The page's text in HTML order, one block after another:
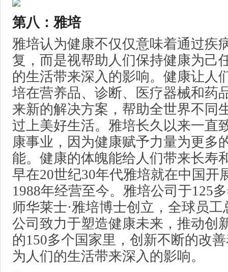
第八：雅培
雅培认为健康不仅仅意味着通过疾
复，而是视帮助人们保持健康为己
的生活带来深入的影响。健康让人
培在营养品、诊断、医疗器械和药
来新的解决方案，帮助全世界不同
过上美好生活。雅培长久以来一直
康事业，因为健康赋予力量为更多
能。健康的体魄能给人们带来长寿
早在20世纪30年代雅培就在中国开
1988年经营至今。雅培公司于125
师华莱士·雅培博士创立，全球员工
公司致力于塑造健康未来，推动创
的150多个国家里，创新不断的改
为人们的生活带来深入的影响。